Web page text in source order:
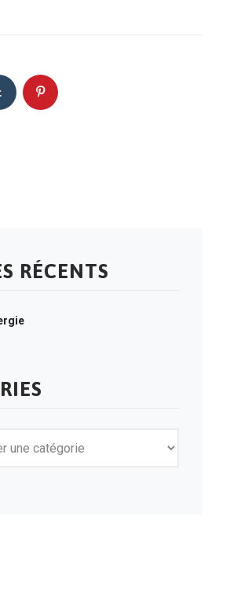
RÉCENTS